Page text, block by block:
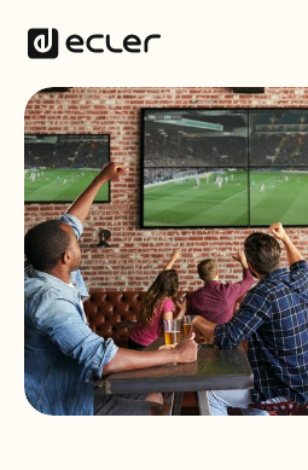
Productos
Soluciones
Por qué Ecler
Soporte y Comunidad